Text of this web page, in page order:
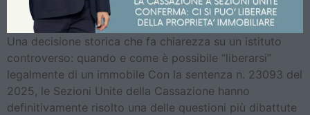
Una decisione storica che fa chiarezza su un istituto
controverso: quando e come è possibile “liberarsi”
legalmente di un immobile Con la sentenza n. 23093 del
2025, le Sezioni Unite della Cassazione hanno
definitivamente risolto una delle questioni più dibattute